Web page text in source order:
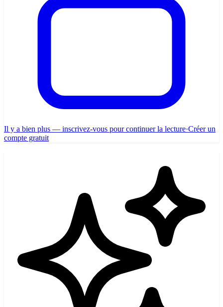
Il y a bien plus — inscrivez-vous pour continuer la lecture·Créer un
compte gratuit